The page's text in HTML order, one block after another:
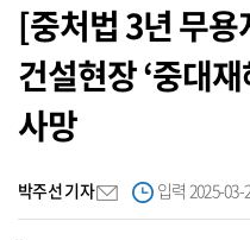
[중처법 3년 무
건설현장 ‘중대
사망
박주선 기자 입력 2025-03-